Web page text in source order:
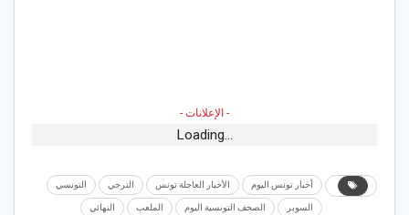
- الإعلانات -
Loading...
أخبار تونس اليوم الأخبار العاجلة تونس الترجي التونسي
السوبر الصحف التونسية اليوم الملعب النهائي